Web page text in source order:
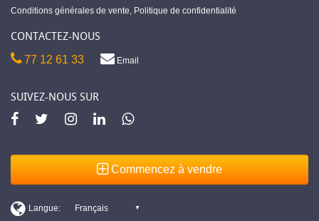
Conditions générales de vente, Politique de confidentialité
CONTACTEZ-NOUS
77 12 61 33 Email
SUIVEZ-NOUS SUR
Commencez à vendre